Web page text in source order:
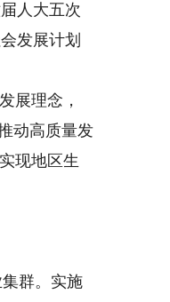
人大五次
发展计划
展理念，
动高质量发
现地区生
群。实施